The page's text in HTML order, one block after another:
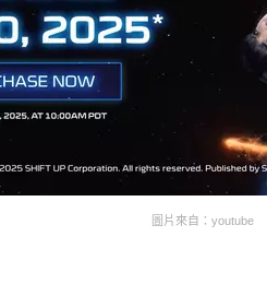
圖片來自：youtube